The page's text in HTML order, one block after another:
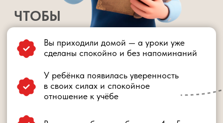
ВИП-УЧАСТИЕ
Всё из бесплатного участия и:
методиками
Дополнительный набор PDF-материалов
«бери и применяй»
Записи всех эфиров на 12 месяцев
Личная диагностика ребёнка